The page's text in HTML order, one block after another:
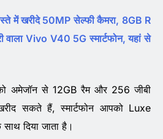
में खरीदे 50MP सेल्फी कैमरा, 8GB R
Vivo V40 5G स्मार्टफोन, यहां से
अमेजॉन से 12GB रैम और 256 जीबी
सकते हैं, स्मार्टफोन आपको Luxe
दिया जाता है।